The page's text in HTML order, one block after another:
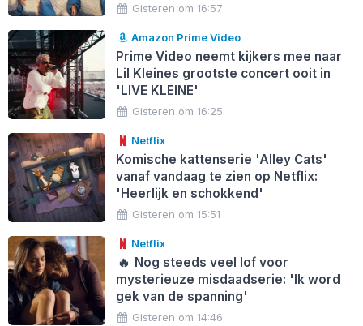
Gisteren om 16:57
Amazon Prime Video
Prime Video neemt kijkers mee naar
Lil Kleines grootste concert ooit in
'LIVE KLEINE'
Gisteren om 16:25
Netflix
Komische kattenserie 'Alley Cats'
vanaf vandaag te zien op Netflix:
'Heerlijk en schokkend'
Gisteren om 15:51
Netflix
🔥 Nog steeds veel lof voor
mysterieuze misdaadserie: 'Ik word
gek van de spanning'
Gisteren om 14:46